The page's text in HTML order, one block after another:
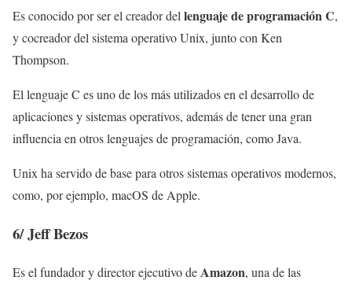
Es conocido por ser el creador dellenguaje de programación C,
y cocreador del sistema operativo Unix, junto con Ken
Thompson.
El lenguaje C es uno de los más utilizados en el desarrollo de
aplicaciones y sistemas operativos, además de tener una gran
influencia en otros lenguajes de programación, como Java.
Unix ha servido de base para otros sistemas operativos modernos,
como, por ejemplo, macOS de Apple.
6/Jeff Bezos
Es el fundador y director ejecutivo deAmazon, una de las